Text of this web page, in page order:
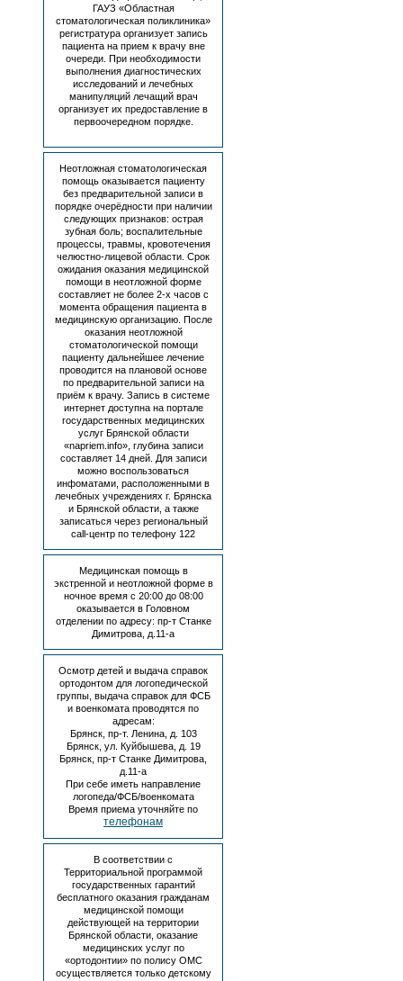
8
(4832)
20-
14-
02
—
секретарь
8
(4832)
14-
32
—
отдел
кадров
ГАУЗ «Областная
стоматологическая поликлиника»
регистратура организует запись
пациента на прием к врачу вне
очереди. При необходимости
выполнения диагностических
исследований и лечебных
манипуляций лечащий врач
организует их предоставление в
первоочередном порядке.
Неотложная стоматологическая
помощь оказывается пациенту
без предварительной записи в
порядке очерёдности при наличии
следующих признаков: острая
зубная боль; воспалительные
процессы, травмы, кровотечения
челюстно-лицевой области. Срок
ожидания оказания медицинской
помощи в неотложной форме
составляет не более 2-х часов с
момента обращения пациента в
медицинскую организацию. После
оказания неотложной
стоматологической помощи
пациенту дальнейшее лечение
проводится на плановой основе
по предварительной записи на
приём к врачу. Запись в системе
интернет доступна на портале
государственных медицинских
услуг Брянской области
«napriem.info», глубина записи
составляет 14 дней. Для записи
можно воспользоваться
инфоматами, расположенными в
лечебных учреждениях г. Брянска
и Брянской области, а также
записаться через региональный
call-центр по телефону 122
Медицинская помощь в
экстренной и неотложной форме в
ночное время с 20:00 до 08:00
оказывается в Головном
отделении по адресу: пр-т Станке
Димитрова, д.11-а
Осмотр детей и выдача справок
ортодонтом для логопедической
группы, выдача справок для ФСБ
и военкомата проводятся по
адресам:
Брянск, пр-т. Ленина, д. 103
Брянск, ул. Куйбышева, д. 19
Брянск, пр-т Станке Димитрова,
д.11-а
При себе иметь направление
логопеда/ФСБ/военкомата
Время приема уточняйте по
телефонам
В соответствии с
Территориальной программой
государственных гарантий
бесплатного оказания гражданам
медицинской помощи
действующей на территории
Брянской области, оказание
медицинских услуг по
«ортодонтии» по полису ОМС
осуществляется только детскому